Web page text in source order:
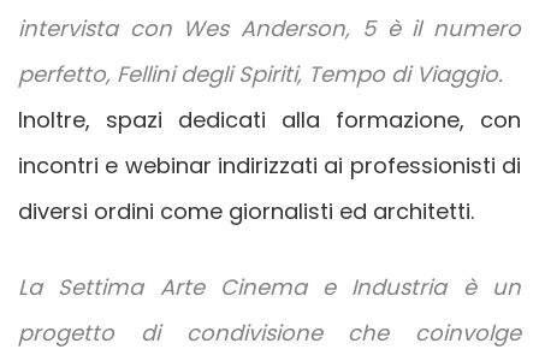
intervista con Wes Anderson, 5 è il numero
perfetto, Fellini degli Spiriti, Tempo di Viaggio.
Inoltre, spazi dedicati alla formazione, con
incontri e webinar indirizzati ai professionisti di
diversi ordini come giornalisti ed architetti.
La Settima Arte Cinema e Industria è un
progetto di condivisione che coinvolge